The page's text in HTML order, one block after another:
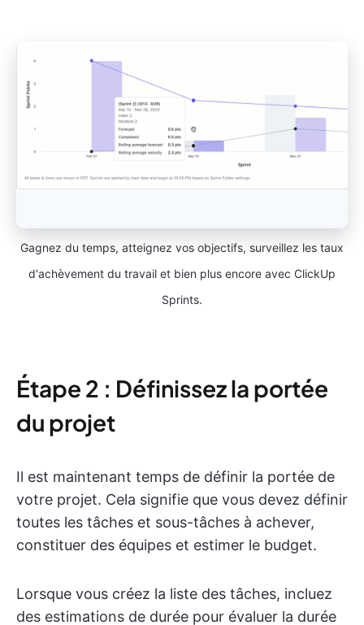
Gagnez du temps, atteignez vos objectifs, surveillez les taux
d'achèvement du travail et bien plus encore avec ClickUp
Sprints.
Étape 2 : Définissez la portée
du projet
Il est maintenant temps de définir la portée de
votre projet. Cela signifie que vous devez définir
toutes les tâches et sous-tâches à achever,
constituer des équipes et estimer le budget.
Lorsque vous créez la liste des tâches, incluez
des estimations de durée pour évaluer la durée